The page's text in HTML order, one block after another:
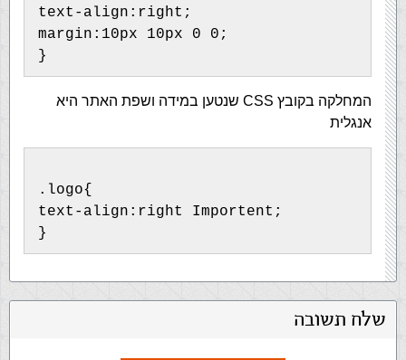
text-align:right;
margin:10px 10px 0 0;
}
המחלקה בקובץ CSS שנטען במידה ושפת האתר היא
אנגלית
.logo{
text-align:right Importent;
}
שלח תשובה